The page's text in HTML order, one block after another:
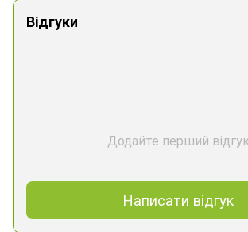
Відгуки
Додайте перший
Написати відгук